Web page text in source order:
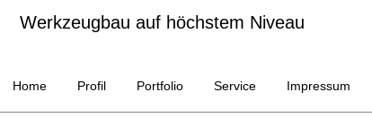
Werkzeugbau auf höchstem Niveau
Home Profil Portfolio Service Impressum